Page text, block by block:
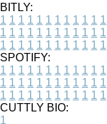
BITLY:
1 1 1 1 1 1 1 1 1 1 1 1
1 1 1 1 1 1 1 1 1 1 1 1
1 1 1 1 1 1 1 1 1 1 1 1
SPOTIFY:
1 1 1 1 1 1 1 1 1 1 1 1
1 1 1 1 1 1 1 1 1 1 1 1
1 1 1 1 1 1 1 1 1 1 1 1
CUTTLY BIO:
1